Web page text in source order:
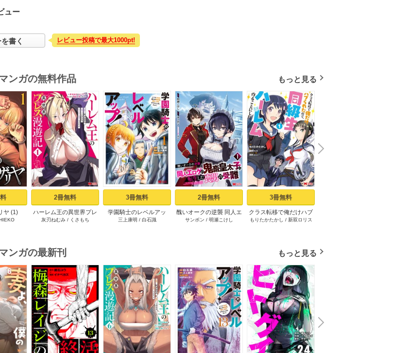
ュー
書く レビュー投稿で最大1000pt!
ンガの無料作品 もっと見る
ヤ (1)
2冊無料
ハーレム王の異世界プレ
ス漫遊記 ～最強無双のお
1巻
灰刃ねむみ/ くさもち
3冊無料
学園騎士のレベルアッ
プ！レベル1000超えの転
三上康明 / 白石識
2冊無料
醜いオークの逆襲 同人エ
ロゲの鬼畜皇太子に転生
サンボン / 明瀬こけし
3冊無料
クラス転移で俺だけハブ
られたので、同級生ハー
もりたかたかし / 新双ロリス
N
e
x
t
ンガの最新刊 もっと見る
N
e
x
t